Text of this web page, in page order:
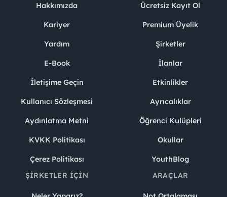
Hakkımızda
Kariyer
Yardım
E-Book
İletişime Geçin
Kullanıcı Sözleşmesi
Aydınlatma Metni
KVKK Politikası
Çerez Politikası
Ücretsiz Kayıt Ol
Premium Üyelik
Şirketler
İlanlar
Etkinlikler
Ayrıcalıklar
Öğrenci Kulüpleri
Okullar
YouthBlog
ŞIRKETLER İÇIN
ARAÇLAR